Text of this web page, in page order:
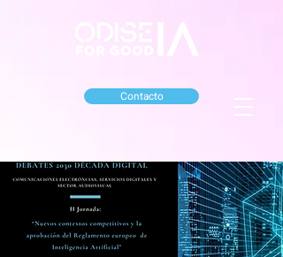
Contacto